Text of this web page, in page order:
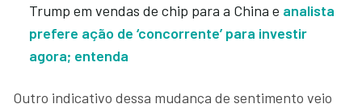
Trump em vendas de chip para a China e analista
prefere ação de ‘concorrente’ para investir
agora; entenda
Outro indicativo dessa mudança de sentimento veio